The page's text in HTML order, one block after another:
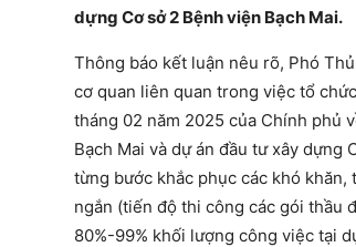
dựng Cơ sở 2 Bệnh viện Bạch Mai.
Thông báo kết luận nêu rõ, Phó
cơ quan liên quan trong việc tổ
tháng 02 năm 2025 của Chính phủ
Bạch Mai và dự án đầu tư xây
từng bước khắc phục các khó
ngắn (tiến độ thi công các gói thầu
80%-99% khối lượng công việc tại